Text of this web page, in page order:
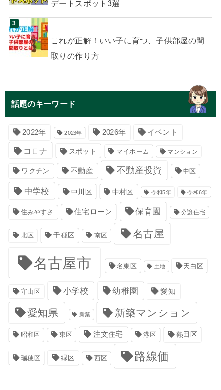
デートスポット3選
これが正解！いい子に育つ、子供部屋の間
取りの作り方
話題のキーワード
2022年 2023年 2026年 イベント
コロナ スポット マイホーム マンション
ワクチン 不動産 不動産投資 中区
中学校 中川区 中村区 令和5年 令和6年
住みやすさ 住宅ローン 保育園 分譲住宅
北区 千種区 南区 名古屋
名古屋市 名東区 土地 天白区
守山区 小学校 幼稚園 愛知
愛知県 新築 新築マンション
昭和区 東区 注文住宅 港区 熱田区
瑞穂区 緑区 西区 路線価